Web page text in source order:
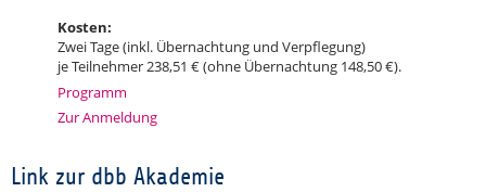
Kosten:
Zwei Tage (inkl. Übernachtung und Verpflegung)
je Teilnehmer 238,51 € (ohne Übernachtung 148,50 €).
Programm
Zur Anmeldung
Link zur dbb Akademie